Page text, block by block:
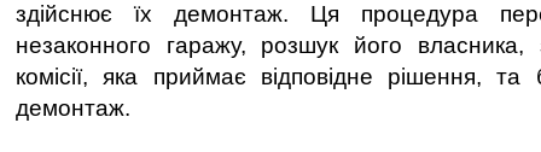
здійснює їх демонтаж. Ця процедура
незаконного гаражу, розшук його власника,
комісії, яка приймає відповідне рішення, та
демонтаж.